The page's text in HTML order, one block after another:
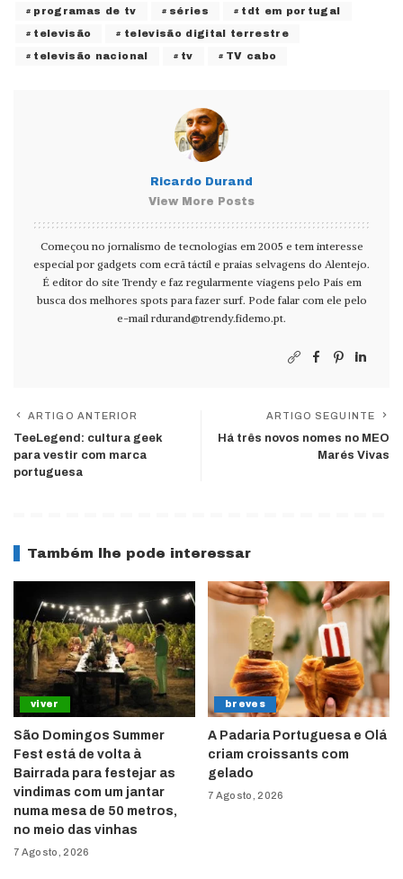
programas de tv séries tdt em portugal
televisão televisão digital terrestre
televisão nacional tv TV cabo
Ricardo Durand
View More Posts
Começou no jornalismo de tecnologias em 2005 e tem interesse
especial por gadgets com ecrã táctil e praias selvagens do Alentejo.
É editor do site Trendy e faz regularmente viagens pelo País em
busca dos melhores spots para fazer surf. Pode falar com ele pelo
e-mail rdurand@trendy.fidemo.pt.
ARTIGO ANTERIOR
TeeLegend: cultura geek
para vestir com marca
portuguesa
ARTIGO SEGUINTE
Há três novos nomes no MEO
Marés Vivas
Também lhe pode interessar
viver
São Domingos Summer
Fest está de volta à
Bairrada para festejar as
vindimas com um jantar
numa mesa de 50 metros,
no meio das vinhas
7 Agosto, 2026
breves
A Padaria Portuguesa e Olá
criam croissants com
gelado
7 Agosto, 2026